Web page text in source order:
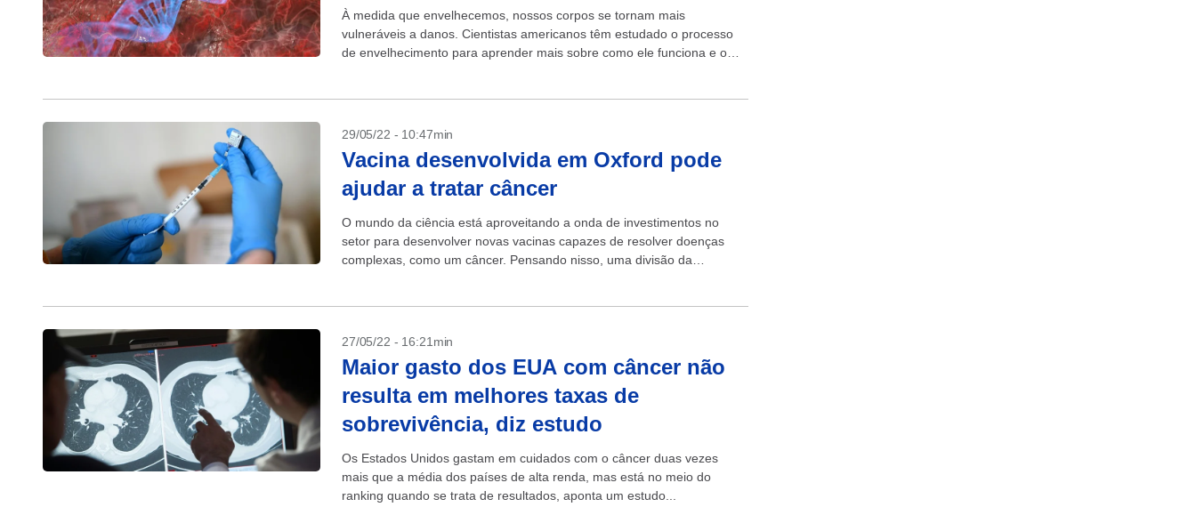
À medida que envelhecemos, nossos corpos se tornam mais
vulneráveis ​​a danos. Cientistas americanos têm estudado o processo
de envelhecimento para aprender mais sobre como ele funciona e o
29/05/22 - 10:47min
Vacina desenvolvida em Oxford pode
ajudar a tratar câncer
O mundo da ciência está aproveitando a onda de investimentos no
setor para desenvolver novas vacinas capazes de resolver doenças
complexas, como um câncer. Pensando nisso, uma divisão da
27/05/22 - 16:21min
Maior gasto dos EUA com câncer não
resulta em melhores taxas de
sobrevivência, diz estudo
Os Estados Unidos gastam em cuidados com o câncer duas vezes
mais que a média dos países de alta renda, mas está no meio do
ranking quando se trata de resultados, aponta um estudo...